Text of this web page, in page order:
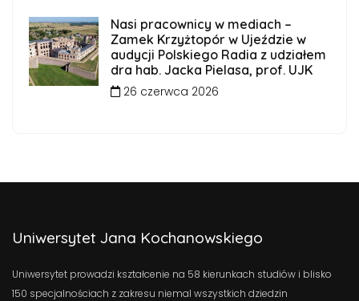
Nasi pracownicy w mediach –
Zamek Krzyżtopór w Ujeździe w
audycji Polskiego Radia z udziałem
dra hab. Jacka Pielasa, prof. UJK
26 czerwca 2026
Uniwersytet Jana Kochanowskiego
Uniwersytet prowadzi kształcenie na 58 kierunkach studiów i blisko
150 specjalnościach z zakresu niemal wszystkich dziedzin